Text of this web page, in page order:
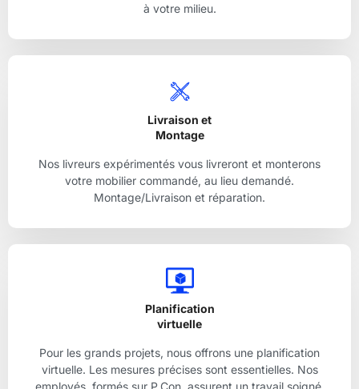
à votre milieu.
Livraison et
Montage
Nos livreurs expérimentés vous livreront et monterons
votre mobilier commandé, au lieu demandé.
Montage/Livraison et réparation.
Planification
virtuelle
Pour les grands projets, nous offrons une planification
virtuelle. Les mesures précises sont essentielles. Nos